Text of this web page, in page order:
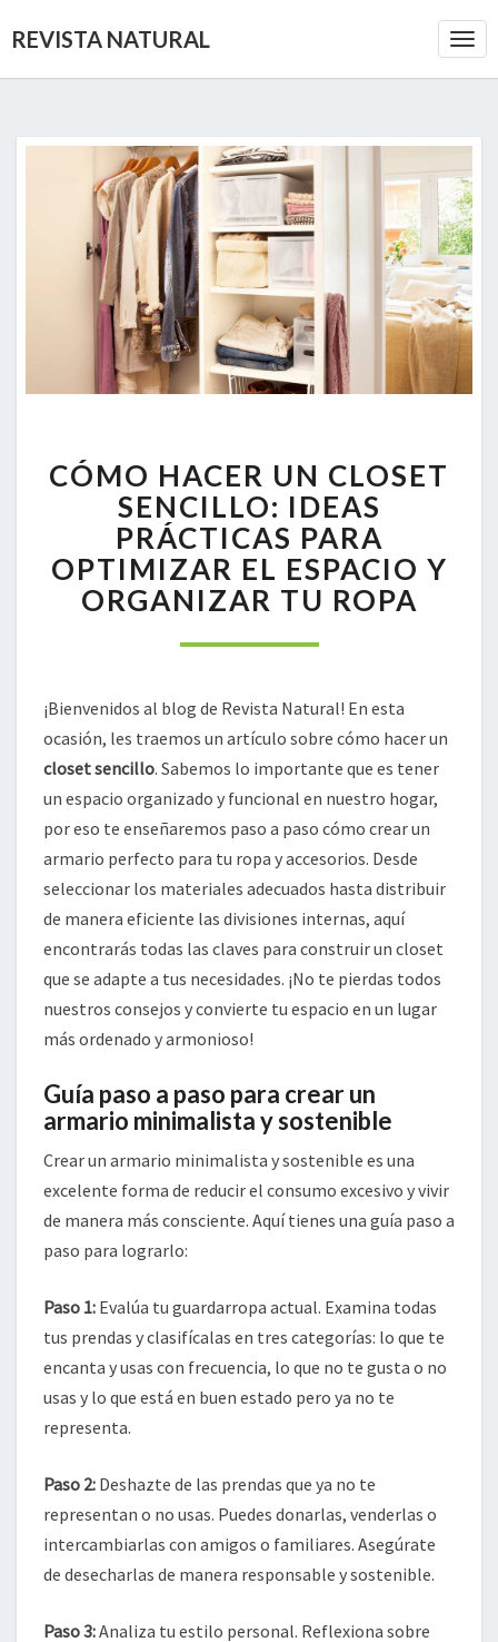
REVISTA NATURAL
HACER
UN
CLOSET
SENCILLO:
IDEAS
PRÁCTICAS
OPTIMIZAR
Y
ORGANIZAR
TU
ROPA
CÓMO HACER UN CLOSET
SENCILLO: IDEAS
PRÁCTICAS PARA
OPTIMIZAR EL ESPACIO Y
ORGANIZAR TU ROPA
¡Bienvenidos al blog de Revista Natural! En esta
ocasión, les traemos un artículo sobre cómo hacer un
closet sencillo. Sabemos lo importante que es tener
un espacio organizado y funcional en nuestro hogar,
por eso te enseñaremos paso a paso cómo crear un
armario perfecto para tu ropa y accesorios. Desde
seleccionar los materiales adecuados hasta distribuir
de manera eficiente las divisiones internas, aquí
encontrarás todas las claves para construir un closet
que se adapte a tus necesidades. ¡No te pierdas todos
nuestros consejos y convierte tu espacio en un lugar
más ordenado y armonioso!
Guía paso a paso para crear un
armario minimalista y sostenible
Crear un armario minimalista y sostenible es una
excelente forma de reducir el consumo excesivo y vivir
de manera más consciente. Aquí tienes una guía paso a
paso para lograrlo:
Paso 1: Evalúa tu guardarropa actual. Examina todas
tus prendas y clasifícalas en tres categorías: lo que te
encanta y usas con frecuencia, lo que no te gusta o no
usas y lo que está en buen estado pero ya no te
representa.
Paso 2: Deshazte de las prendas que ya no te
representan o no usas. Puedes donarlas, venderlas o
intercambiarlas con amigos o familiares. Asegúrate
de desecharlas de manera responsable y sostenible.
Paso 3:Analiza tu estilo personal. Reflexiona sobre